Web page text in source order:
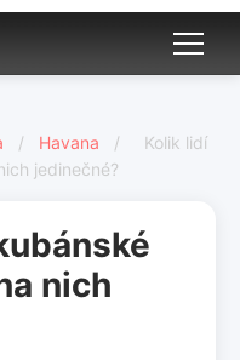
/ Havana /
Kolik lidí
jedinečné?
nich